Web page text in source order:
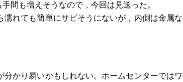
間も増えそうなので，今回は見送った。
れても簡単にサビそうにないが，内側は金属な
かり易いかもしれない。ホームセンターではワ